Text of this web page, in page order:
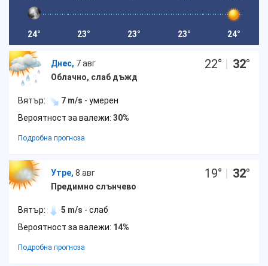
24° 23° 23° 23° 24°
Днес, 7 авг
Облачно, слаб дъжд
22° | 32°
Вятър: 7 m/s - умерен
Вероятност за валежи: 30%
Подробна прогноза
Утре, 8 авг
Предимно слънчево
19° | 32°
Вятър: 5 m/s - слаб
Вероятност за валежи: 14%
Подробна прогноза